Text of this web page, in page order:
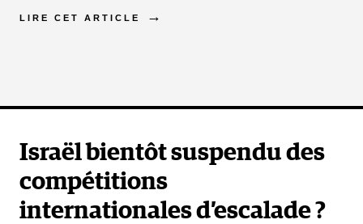
LIRE CET ARTICLE
Israël bientôt suspendu des
compétitions
internationales d’escalade ?